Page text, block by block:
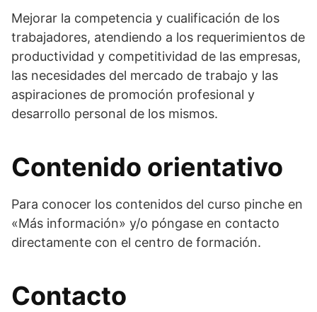
Mejorar la competencia y cualificación de los
trabajadores, atendiendo a los requerimientos de
productividad y competitividad de las empresas,
las necesidades del mercado de trabajo y las
aspiraciones de promoción profesional y
desarrollo personal de los mismos.
Contenido orientativo
Para conocer los contenidos del curso pinche en
«Más información» y/o póngase en contacto
directamente con el centro de formación.
Contacto